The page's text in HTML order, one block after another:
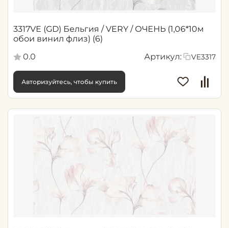
3317VE (GD) Бельгия / VERY / ОЧЕНЬ (1,06*10м
обои винил флиз) (6)
0.0
Артикул: VE3317
Авторизуйтесь, чтобы купить